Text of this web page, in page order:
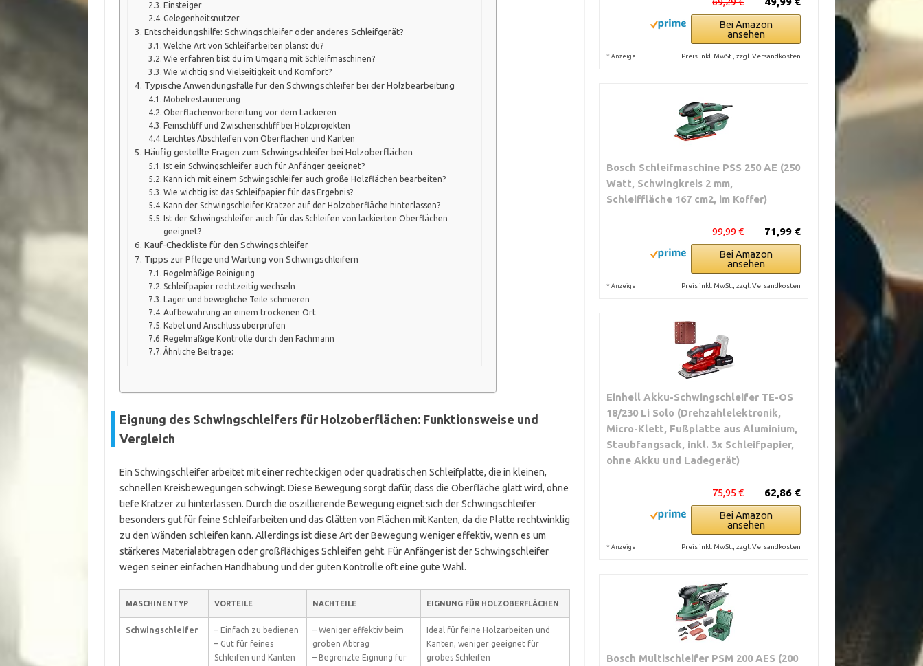
Einsteiger
Gelegenheitsnutzer
Entscheidungshilfe: Schwingschleifer oder anderes Schleifgerät?
Welche Art von Schleifarbeiten planst du?
Wie erfahren bist du im Umgang mit Schleifmaschinen?
Wie wichtig sind Vielseitigkeit und Komfort?
Typische Anwendungsfälle für den Schwingschleifer bei der Holzbearbeitung
Möbelrestaurierung
Oberflächenvorbereitung vor dem Lackieren
Feinschliff und Zwischenschliff bei Holzprojekten
Leichtes Abschleifen von Oberflächen und Kanten
Häufig gestellte Fragen zum Schwingschleifer bei Holzoberflächen
Ist ein Schwingschleifer auch für Anfänger geeignet?
Kann ich mit einem Schwingschleifer auch große Holzflächen bearbeiten?
Wie wichtig ist das Schleifpapier für das Ergebnis?
Kann der Schwingschleifer Kratzer auf der Holzoberfläche hinterlassen?
Ist der Schwingschleifer auch für das Schleifen von lackierten Oberflächen
geeignet?
Kauf-Checkliste für den Schwingschleifer
Tipps zur Pflege und Wartung von Schwingschleifern
Regelmäßige Reinigung
Schleifpapier rechtzeitig wechseln
Lager und bewegliche Teile schmieren
Aufbewahrung an einem trockenen Ort
Kabel und Anschluss überprüfen
Regelmäßige Kontrolle durch den Fachmann
Ähnliche Beiträge:
Eignung des Schwingschleifers für Holzoberflächen: Funktionsweise und
Vergleich
Ein Schwingschleifer arbeitet mit einer rechteckigen oder quadratischen Schleifplatte, die in kleinen,
schnellen Kreisbewegungen schwingt. Diese Bewegung sorgt dafür, dass die Oberfläche glatt wird, ohne
tiefe Kratzer zu hinterlassen. Durch die oszillierende Bewegung eignet sich der Schwingschleifer
besonders gut für feine Schleifarbeiten und das Glätten von Flächen mit Kanten, da die Platte rechtwinklig
zu den Wänden schleifen kann. Allerdings ist diese Art der Bewegung weniger effektiv, wenn es um
stärkeres Materialabtragen oder großflächiges Schleifen geht. Für Anfänger ist der Schwingschleifer
wegen seiner einfachen Handhabung und der guten Kontrolle oft eine gute Wahl.
MASCHINENTYP VORTEILE NACHTEILE EIGNUNG FÜR HOLZOBERFLÄCHEN
Schwingschleifer
– Einfach zu bedienen
– Gut für feines
Schleifen und Kanten
– Weniger effektiv beim
groben Abtrag
– Begrenzte Eignung für
Ideal für feine Holzarbeiten und
Kanten, weniger geeignet für
grobes Schleifen
Bei Amazon
ansehen
* Anzeige Preis inkl. MwSt., zzgl. Versandkosten
Bosch Schleifmaschine PSS 250 AE (250
Watt, Schwingkreis 2 mm,
Schleiffläche 167 cm2, im Koffer)
71,99 €
99,99 €
Bei Amazon
ansehen
* Anzeige Preis inkl. MwSt., zzgl. Versandkosten
Einhell Akku-Schwingschleifer TE-OS
18/230 Li Solo (Drehzahlelektronik,
Micro-Klett, Fußplatte aus Aluminium,
Staubfangsack, inkl. 3x Schleifpapier,
ohne Akku und Ladegerät)
62,86 €
75,95 €
Bei Amazon
ansehen
* Anzeige Preis inkl. MwSt., zzgl. Versandkosten
Bosch Multischleifer PSM 200 AES (200